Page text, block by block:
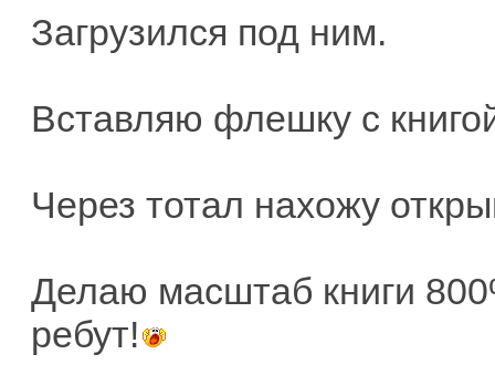
Загрузился под ним.
Вставляю флешку с
Через тотал нахожу
Делаю масштаб книги
ребут!